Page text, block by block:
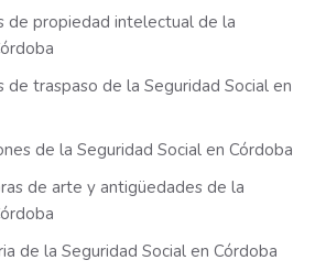
de propiedad intelectual de la
de traspaso de la Seguridad Social en
de la Seguridad Social en Córdoba
de arte y antigüedades de la
de la Seguridad Social en Córdoba